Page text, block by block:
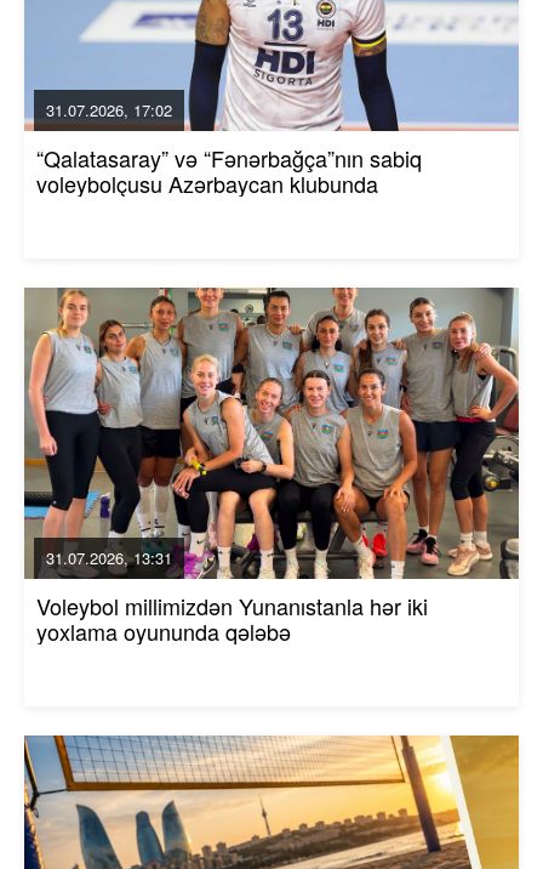
31.07.2026, 17:02
“Qalatasaray” və “Fənərbağça”nın sabiq
voleybolçusu Azərbaycan klubunda
31.07.2026, 13:31
Voleybol millimizdən Yunanıstanla hər iki
yoxlama oyununda qələbə